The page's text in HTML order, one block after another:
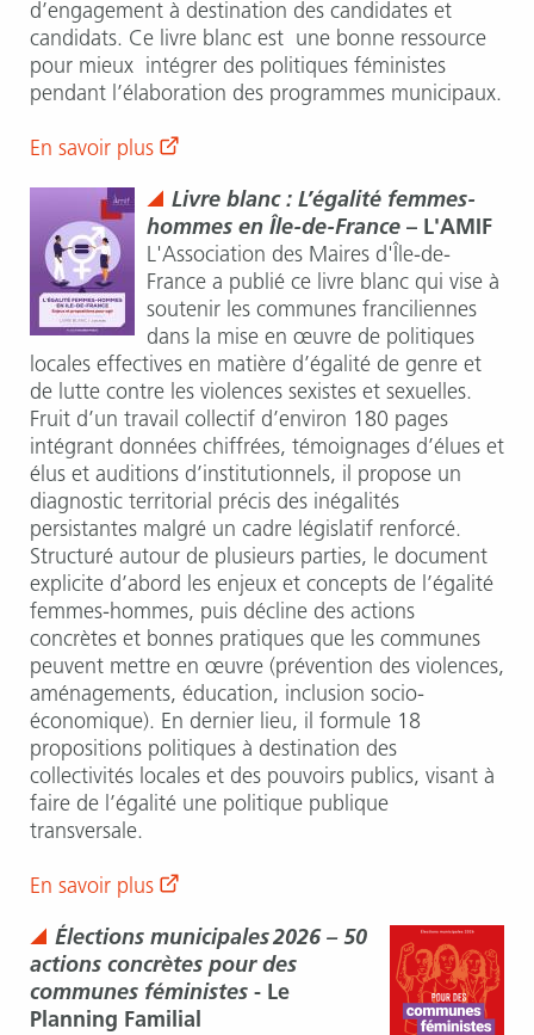
d’engagement à destination des candidates et
candidats. Ce livre blanc est une bonne ressource
pour mieux intégrer des politiques féministes
pendant l’élaboration des programmes municipaux.
En savoir plus
Livre blanc : L’égalité femmes-
hommes en Île-de-France – L'AMIF
L'Association des Maires d'Île-de-
France a publié ce livre blanc qui vise à
soutenir les communes franciliennes
dans la mise en œuvre de politiques
locales effectives en matière d’égalité de genre et
de lutte contre les violences sexistes et sexuelles.
Fruit d’un travail collectif d’environ 180 pages
intégrant données chiffrées, témoignages d’élues et
élus et auditions d’institutionnels, il propose un
diagnostic territorial précis des inégalités
persistantes malgré un cadre législatif renforcé.
Structuré autour de plusieurs parties, le document
explicite d’abord les enjeux et concepts de l’égalité
femmes-hommes, puis décline des actions
concrètes et bonnes pratiques que les communes
peuvent mettre en œuvre (prévention des violences,
aménagements, éducation, inclusion socio-
économique). En dernier lieu, il formule 18
propositions politiques à destination des
collectivités locales et des pouvoirs publics, visant à
faire de l’égalité une politique publique
transversale.
En savoir plus
Élections municipales 2026 – 50
actions concrètes pour des
communes féministes - Le
Planning Familial